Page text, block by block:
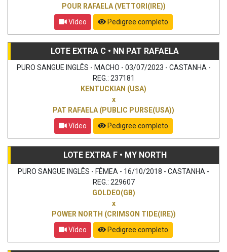
POUR RAFAELA (VETTORI(IRE))
Vídeo
Pedigree completo
LOTE EXTRA C • NN PAT RAFAELA
PURO SANGUE INGLÊS - MACHO - 03/07/2023 - CASTANHA -
REG.: 237181
KENTUCKIAN (USA)
x
PAT RAFAELA (PUBLIC PURSE(USA))
Vídeo
Pedigree completo
LOTE EXTRA F • MY NORTH
PURO SANGUE INGLÊS - FÊMEA - 16/10/2018 - CASTANHA -
REG.: 229607
GOLDEO(GB)
x
POWER NORTH (CRIMSON TIDE(IRE))
Vídeo
Pedigree completo